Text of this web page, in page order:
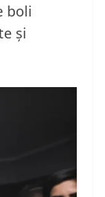
boli
și